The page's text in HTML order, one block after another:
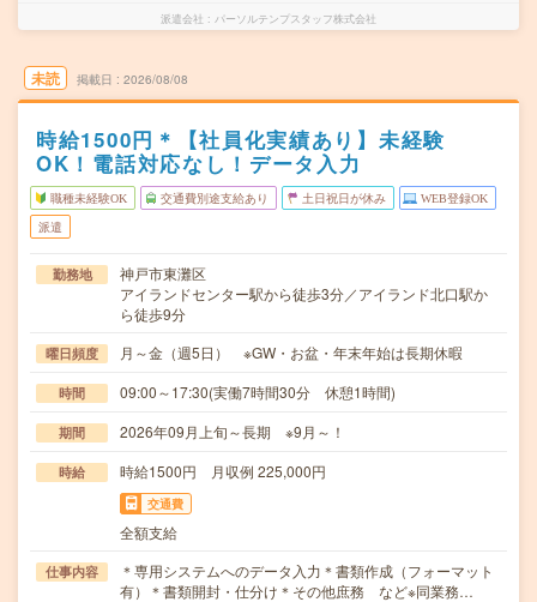
派遣会社 パーソルテンプスタッフ株式会社
未読 掲載日 2026/08/08
時給1500円＊【社員化実績あり】未経験
OK！電話対応なし！データ入力
職種未経験OK 交通費別途支給あり 土日祝日が休み WEB登録OK
派遣
勤務地
神戸市東灘区
アイランドセンター駅から徒歩3分／アイランド北口駅か
ら徒歩9分
曜日頻度 月～金（週5日） ※GW・お盆・年末年始は長期休暇
時間 09:00～17:30(実働7時間30分 休憩1時間)
期間 2026年09月上旬～長期 ※9月～！
時給 時給1500円 月収例 225,000円
交通費
全額支給
仕事内容
＊専用システムへのデータ入力＊書類作成（フォーマット
有）＊書類開封・仕分け＊その他庶務 など※同業務…